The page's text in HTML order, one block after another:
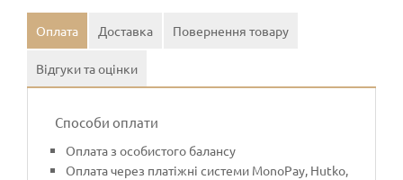
Оплата Доставка Повернення товару
Відгуки та оцінки
Способи оплати
Оплата з особистого балансу
Оплата через платіжні системи MonoPay, Hutko,